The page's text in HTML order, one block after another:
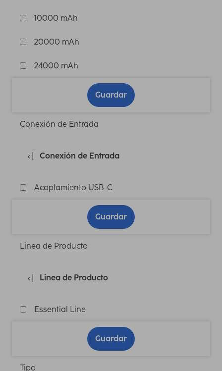
10000 mAh
20000 mAh
24000 mAh
Guardar
Conexión de Entrada
Conexión de Entrada
Acoplamiento USB-C
Guardar
Linea de Producto
Linea de Producto
Essential Line
Guardar
Tipo